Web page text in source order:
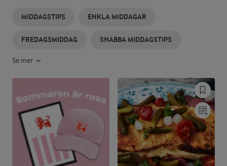
MIDDAGSTIPS ENKLA MIDDAGAR
FREDAGSMIDDAG SNABBA MIDDAGSTIPS
Se mer